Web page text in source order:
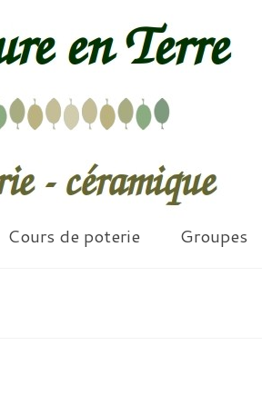
Cours de poterie Groupes